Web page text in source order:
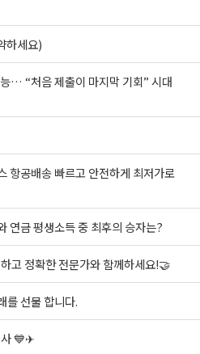
하세요)
… “처음 제출이 마지막 기회” 시대
항공배송 빠르고 안전하게 최저가로
연금 평생소득 중 최후의 승자는?
고 정확한 전문가와 함께하세요!🤝
를 선물 합니다.
사 💙✈